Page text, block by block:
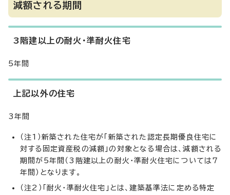
減額される期間
3階建以上の耐火・準耐火住宅
5年間
上記以外の住宅
3年間
（注1）新築された住宅が「新築された認定長期優良住宅に
対する固定資産税の減額」の対象となる場合は、減額される
期間が5年間（3階建以上の耐火・準耐火住宅については7
年間）となります。
（注2）「耐火・準耐火住宅」とは、建築基準法に定める特定